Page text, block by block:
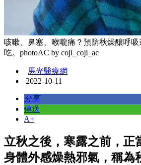
咳嗽、鼻塞、喉嚨痛？預防秋燥釀呼
吃。photoAC by coji_coji_ac
馬光醫療網
2022-10-11
分享
傳送
A+
立秋之後，寒露之前，正
身體外感燥熱邪氣，稱為